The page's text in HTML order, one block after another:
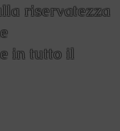
riservatezza
in tutto il